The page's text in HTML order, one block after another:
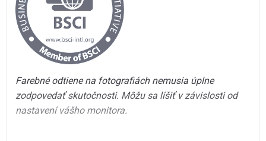
Farebné odtiene na fotografiách nemusia úplne
zodpovedať skutočnosti. Môžu sa líšiť v závislosti od
nastavení vášho monitora.